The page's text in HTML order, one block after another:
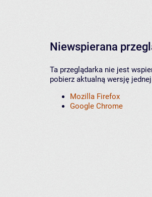
Niewspierana
Ta przeglądarka nie jest
pobierz aktualną wersję
Mozilla Firefox
Google Chrome